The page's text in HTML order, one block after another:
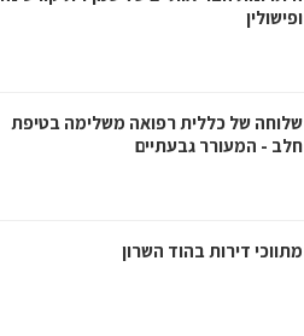
ופישולין
שלוחה של כללית רפואה משלימה בטיפת
חלב - המעורר גבעתיים
מתווכי דירות בהוד השרון